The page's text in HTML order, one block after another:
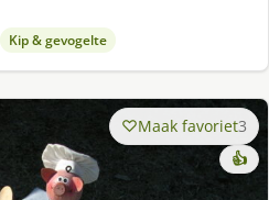
Kip & gevogelte
Maak favoriet3
👍